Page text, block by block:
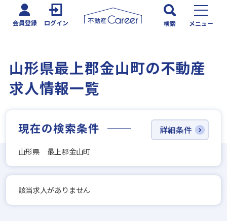
会員登録 ログイン 検索 メニュー
山形県最上郡金山町の不動産
求人情報一覧
現在の検索条件
山形県 最上郡金山町
詳細条件
該当求人がありません